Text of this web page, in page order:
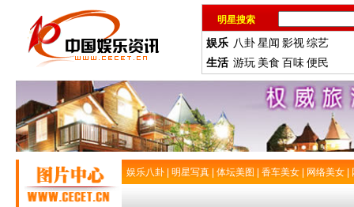
明星搜索
娱乐 八卦星闻 影视综艺
生活 游玩 美食 百味便民
娱乐八卦 明星写真 体坛美图 香车美女 网络美女